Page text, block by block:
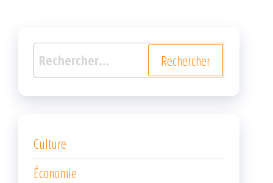
Rechercher :
Culture
Économie